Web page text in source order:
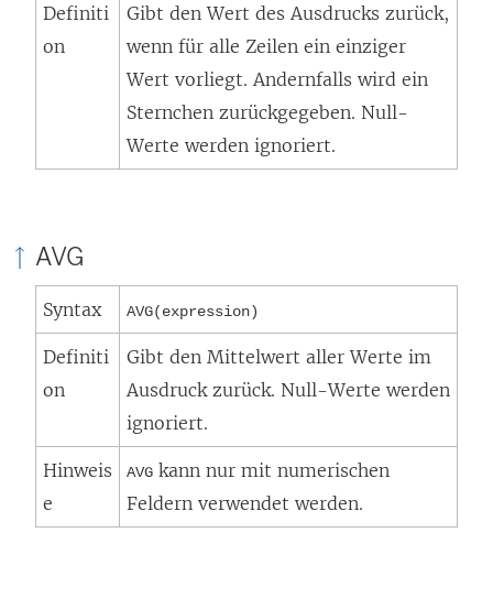
Definiti
on
Gibt den Wert des Ausdrucks zurück,
wenn für alle Zeilen ein einziger
Wert vorliegt. Andernfalls wird ein
Sternchen zurückgegeben. Null-
Werte werden ignoriert.
AVG
Syntax AVG(expression)
Definiti
on
Gibt den Mittelwert aller Werte im
Ausdruck zurück. Null-Werte werden
ignoriert.
Hinweis
e
AVG kann nur mit numerischen
Feldern verwendet werden.